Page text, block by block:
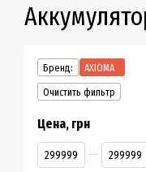
Бренд:
AXIOMA
Очистить фильтр
Цена, грн
От Цена, грн
До Цена, грн